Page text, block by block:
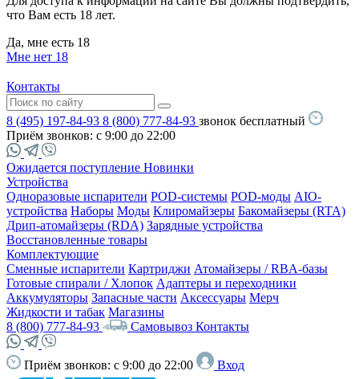
что Вам есть 18 лет.
Да, мне есть 18
Мне нет 18
Контакты
8 (495) 197-84-93 8 (800) 777-84-93 звонок бесплатный
Приём звонков: с 9:00 до 22:00
Ожидается поступление Новинки
Устройства
Одноразовые испарители POD-системы POD-моды AIO-
устройства Наборы Моды Клиромайзеры Бакомайзеры (RTA)
Дрип-атомайзеры (RDA) Зарядные устройства
Восстановленные товары
Комплектующие
Сменные испарители Картриджи Атомайзеры / RBA-базы
Готовые спирали / Хлопок Адаптеры и переходники
Аккумуляторы Запасные части Аксессуары Мерч
Жидкости и табак Магазины
8 (800) 777-84-93
Самовывоз Контакты
Приём звонков: с 9:00 до 22:00 Вход